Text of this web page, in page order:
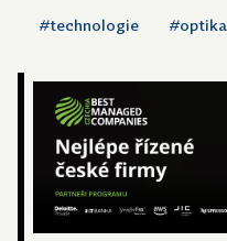
#technologie #optika